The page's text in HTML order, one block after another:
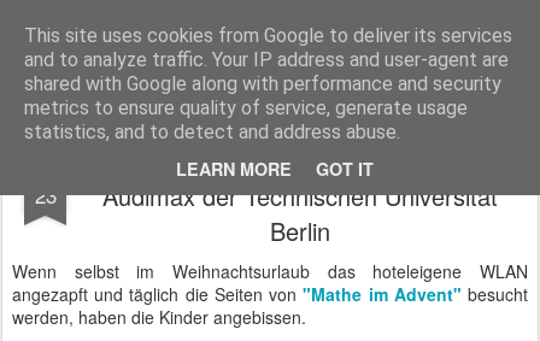
This site uses cookies from Google to deliver its services
and to analyze traffic. Your IP address and user-agent are
shared with Google along with performance and security
metrics to ensure quality of service, generate usage
statistics, and to detect and address abuse.
LEARN MORE GOT IT
BTB concept Media GmbH Presseberichte zu Bundespolitik, Diplomatie, Sicherheitspolitik, Wirtschaft, Fahrzeugtechnik und IT - Pressedienst, Fachartikel, Bildredaktion, O-Ton-Videos
23
Mathe im Advent - Preisverleihung im
Audimax der Technischen Universität
Berlin
Wenn selbst im Weihnachtsurlaub das hoteleigene WLAN
angezapft und täglich die Seiten von"Mathe im Advent" besucht
werden, haben die Kinder angebissen.